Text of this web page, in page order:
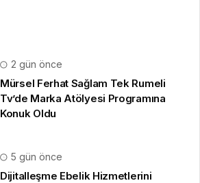
2 gün önce
Mürsel Ferhat Sağlam Tek Rumeli
Tv’de Marka Atölyesi Programına
Konuk Oldu
5 gün önce
Dijitalleşme Ebelik Hizmetlerini